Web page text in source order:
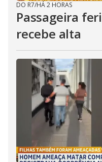
DO R7/HÁ 2 HORAS
Passageira
recebe alta